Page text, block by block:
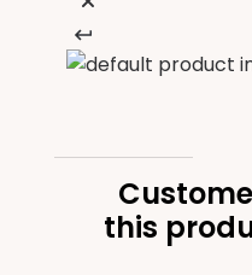
this